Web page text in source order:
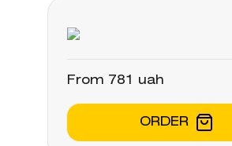
From 781 uah
ORDER